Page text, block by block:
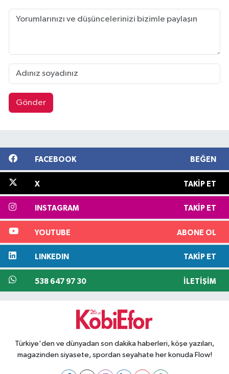
Gönder
FACEBOOK BEĞEN
X TAKIP ET
INSTAGRAM TAKIP ET
YOUTUBE ABONE OL
LINKEDIN TAKIP ET
538 647 97 30 İLETIŞIM
Türkiye'den ve dünyadan son dakika haberleri, köşe yazıları,
magazinden siyasete, spordan seyahate her konuda Flow!